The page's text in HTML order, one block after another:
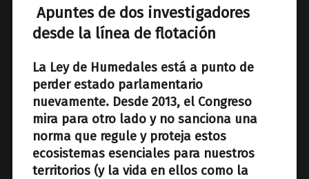
z
Apuntes de dos investigadores
desde la línea de flotación
La Ley de Humedales está a punto de
perder estado parlamentario
nuevamente. Desde 2013, el Congreso
mira para otro lado y no sanciona una
norma que regule y proteja estos
ecosistemas esenciales para nuestros
territorios (y la vida en ellos como la